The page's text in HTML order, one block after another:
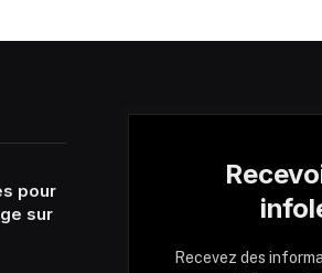
pour
sur
Recevez des